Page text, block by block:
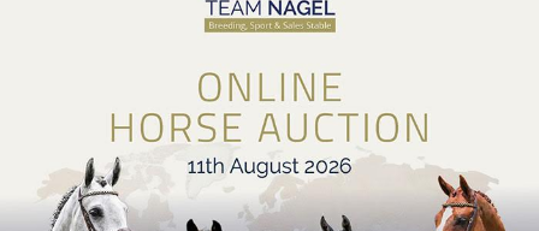
Darwin van Dream Stables Z
Cantero Van Ter Hulst Z), gefokt door Kurt Delanghe,
werd Dorien Theybers derde. Rik Hemeryck reed zijn
eigen fokkerij opnieuw in de kijker en werd met de
Mylord Carthago dochterSalomee de Lauzelle
Resultaten